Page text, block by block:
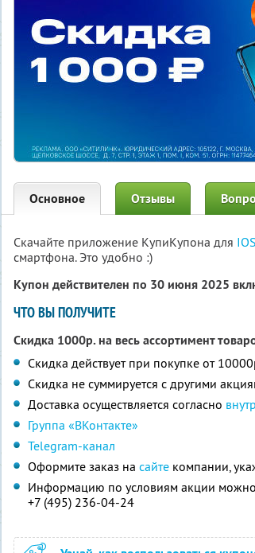
Основное Отзывы
Скачайте приложение КупиКупона для IOS
смартфона. Это удобно :)
Купон действителен по 30 июня 2025
ЧТО ВЫ ПОЛУЧИТЕ
Скидка 1000р. на весь ассортимент
Скидка действует при покупке от
Скидка не суммируется с другими
Доставка осуществляется согласно
Группа «ВКонтакте»
Telegram-канал
Оформите заказ на сайте компании,
Информацию по условиям акции можно
+7 (495) 236-04-24